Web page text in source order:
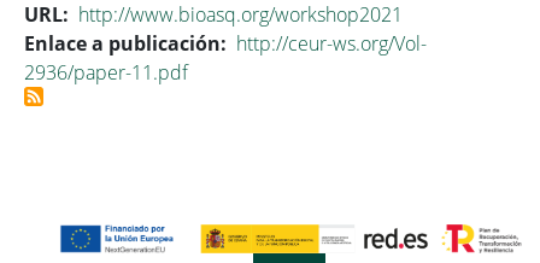
URL
http://www.bioasq.org/workshop2021
Enlace a publicación
http://ceur-ws.org/Vol-
2936/paper-11.pdf